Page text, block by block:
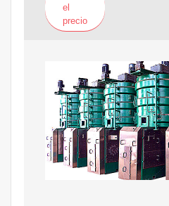
el
precio